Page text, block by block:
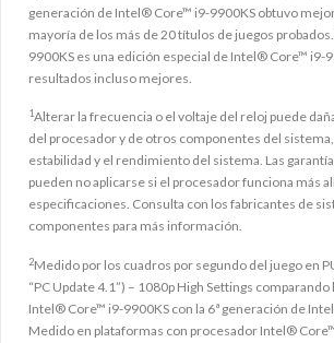
generación de Intel® Core™ i9-9900KS obtuvo
mayoría de los más de 20 títulos de juegos
9900KS es una edición especial de Intel® Core™ i9-
resultados incluso mejores.
1Alterar la frecuencia o el voltaje del reloj puede
del procesador y de otros componentes del
estabilidad y el rendimiento del sistema. Las
pueden no aplicarse si el procesador funciona más
especificaciones. Consulta con los fabricantes de
componentes para más información.
2Medido por los cuadros por segundo del juego en
“PC Update 4.1”) – 1080p High Settings comparando
Intel® Core™ i9-9900KS con la 6ª generación de
Medido en plataformas con procesador Intel®